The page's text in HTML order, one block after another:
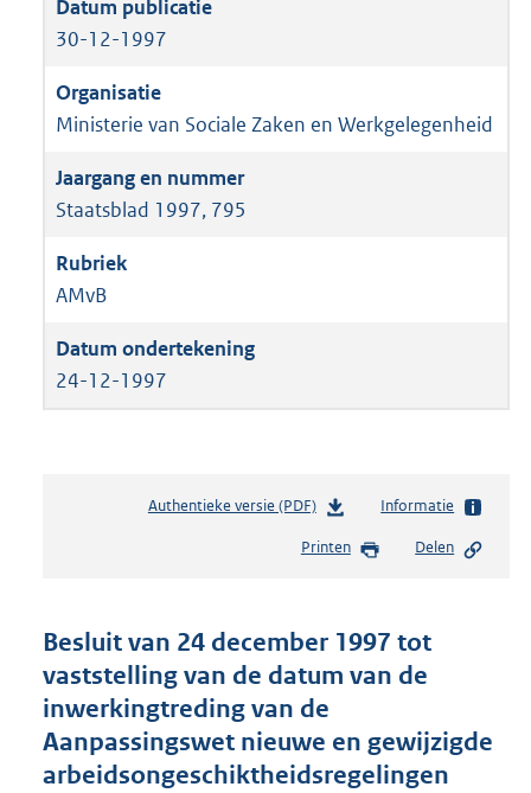
30-12-1997
Ministerie van Sociale Zaken en Werkgelegenheid
Staatsblad 1997, 795
AMvB
24-12-1997
Authentieke versie (PDF)b
s
d
s
g
o
o
Informatie
Printen Delen
Besluit van 24 december 1997 tot
vaststelling van de datum van de
inwerkingtreding van de
Aanpassingswet nieuwe en gewijzigde
arbeidsongeschiktheidsregelingen